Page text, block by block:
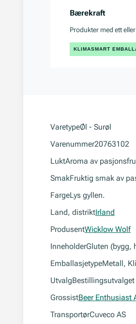
Bærekraft
Produkter med ett
KLIMASMART
VaretypeØl - Surøl
Varenummer20763102
LuktAroma av
SmakFruktig smak av
FargeLys gyllen.
Land, distriktIrland
ProdusentWicklow Wolf
InneholderGluten (bygg,
EmballasjetypeMetall,
UtvalgBestillingsutvalget
GrossistBeer Enthusiast
TransportørCuveco AS